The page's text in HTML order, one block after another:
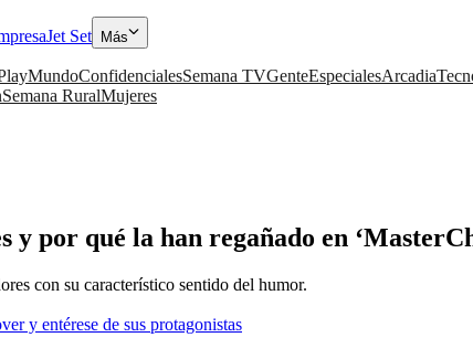
Jet Set Más
MundoConfidencialesSemana TVGenteEspecialesArcadia
Semana RuralMujeres
y por qué la han regañado en
con su característico sentido del humor.
y entérese de sus protagonistas